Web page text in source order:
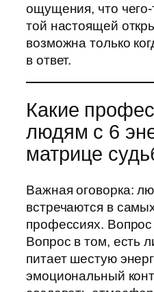
ощущения, что чего-
той настоящей
возможна только
в ответ.
Какие
людям с 6
матрице
Важная оговорка:
встречаются в
профессиях.
Вопрос в том, есть
питает шестую
эмоциональный